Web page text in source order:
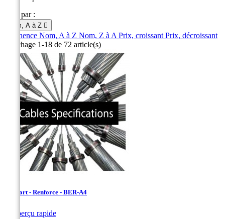
Trier par :
Nom, A à Z 
Pertinence Nom, A à Z Nom, Z à APrix, croissantPrix, décroissant
Affichage 1-18 de 72 article(s)
Bersfort - Renforce - BER-A4
Aperçu rapide